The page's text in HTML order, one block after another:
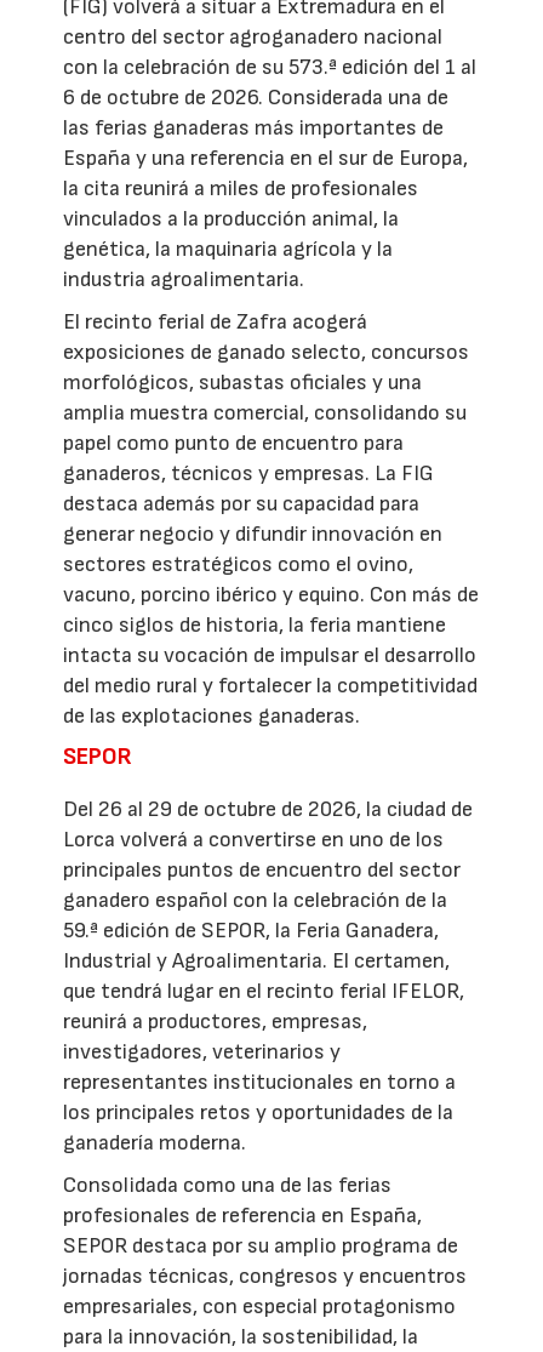
(FIG) volverá a situar a Extremadura en el
centro del sector agroganadero nacional
con la celebración de su 573.ª edición del 1 al
6 de octubre de 2026. Considerada una de
las ferias ganaderas más importantes de
España y una referencia en el sur de Europa,
la cita reunirá a miles de profesionales
vinculados a la producción animal, la
genética, la maquinaria agrícola y la
industria agroalimentaria.
El recinto ferial de Zafra acogerá
exposiciones de ganado selecto, concursos
morfológicos, subastas oficiales y una
amplia muestra comercial, consolidando su
papel como punto de encuentro para
ganaderos, técnicos y empresas. La FIG
destaca además por su capacidad para
generar negocio y difundir innovación en
sectores estratégicos como el ovino,
vacuno, porcino ibérico y equino. Con más de
cinco siglos de historia, la feria mantiene
intacta su vocación de impulsar el desarrollo
del medio rural y fortalecer la competitividad
de las explotaciones ganaderas.
SEPOR
Del 26 al 29 de octubre de 2026, la ciudad de
Lorca volverá a convertirse en uno de los
principales puntos de encuentro del sector
ganadero español con la celebración de la
59.ª edición de SEPOR, la Feria Ganadera,
Industrial y Agroalimentaria. El certamen,
que tendrá lugar en el recinto ferial IFELOR,
reunirá a productores, empresas,
investigadores, veterinarios y
representantes institucionales en torno a
los principales retos y oportunidades de la
ganadería moderna.
Consolidada como una de las ferias
profesionales de referencia en España,
SEPOR destaca por su amplio programa de
jornadas técnicas, congresos y encuentros
empresariales, con especial protagonismo
para la innovación, la sostenibilidad, la